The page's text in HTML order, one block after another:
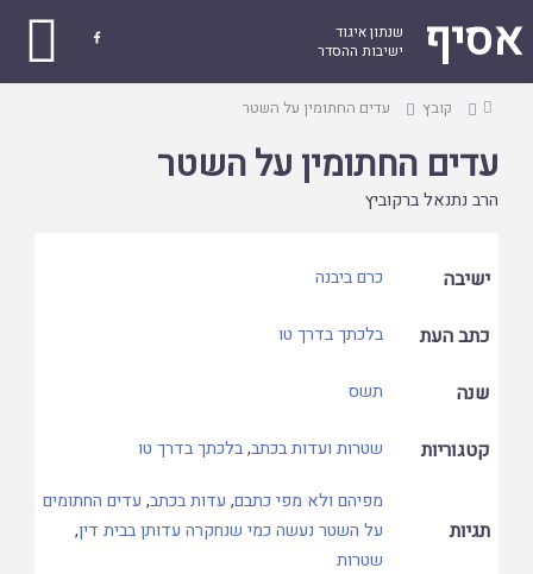
אסיף
שנתון איגוד
ישיבות ההסדר

עמודקובץ עדים החתומין על השטר
עדים החתומין על השטר
הרב נתנאל ברקוביץ
ישיבה כרם ביבנה
כתב העת בלכתך בדרך טו
שנה תשס
קטגוריות שטרות ועדות בכתב,בלכתך בדרך טו
תגיות
מפיהם ולא מפי כתבם, עדות בכתב, עדים החתומים
על השטר נעשה כמי שנחקרה עדותן בבית דין,
שטרות